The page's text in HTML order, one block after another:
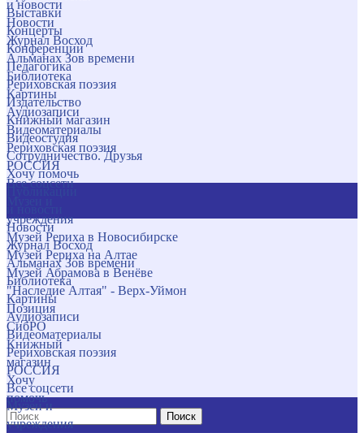
и новости
Новости
Журнал Восход
Альманах Зов времени
Библиотека
Картины
Аудиозаписи
Видеоматериалы
Рериховская поэзия
РОССИЯ
Все соцсети
учреждения
Музей Рериха в Новосибирске
Музей Рериха на Алтае
Музей Абрамова в Венёве
"Наследие Алтая" - Верх-Уймон
Позиция
СибРО
Книжный
магазин
Хочу
помочь
Поиск
Выставки
Концерты
Конференции
Педагогика
Рериховская поэзия
Издательство
Книжный магазин
Видеостудия
Сотрудничество. Друзья
Хочу помочь
Новости
Журнал Восход
Альманах Зов времени
Библиотека
Картины
Аудиозаписи
Видеоматериалы
Рериховская поэзия
РОССИЯ
Все соцсети
Музеи и
учреждения